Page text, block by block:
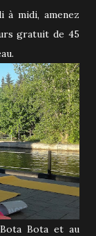
midi, amenez
gratuit de 45
Bota et au